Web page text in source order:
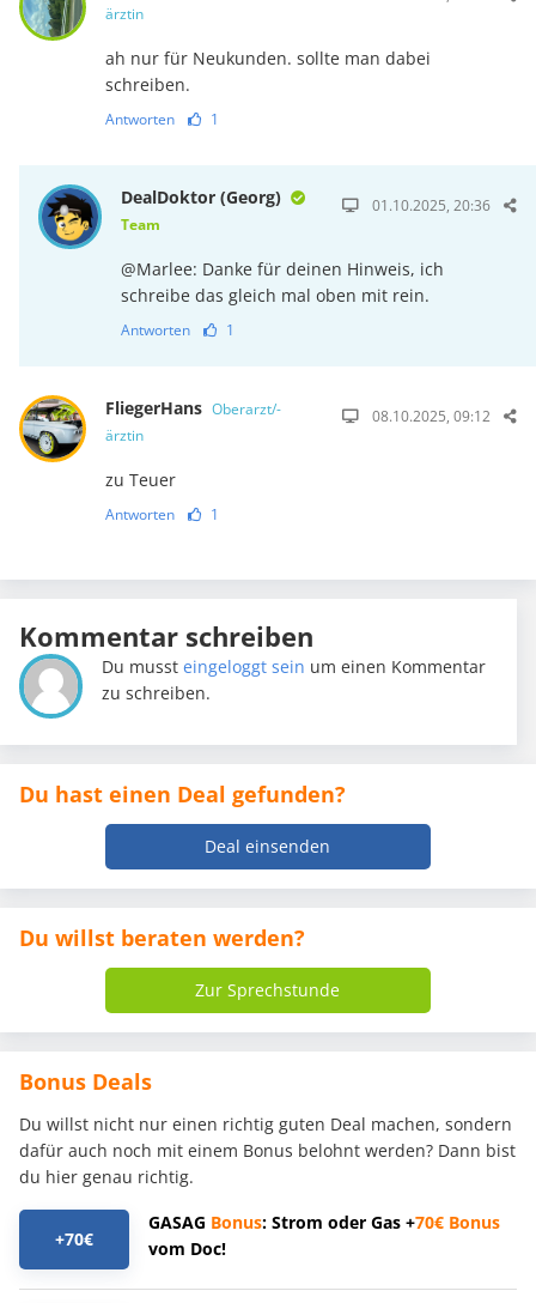
ärztin
ah nur für Neukunden. sollte man dabei
schreiben.
Antworten 1
DealDoktor (Georg)
Team
01.10.2025, 20:36
@Marlee: Danke für deinen Hinweis, ich
schreibe das gleich mal oben mit rein.
Antworten 1
FliegerHans Oberarzt/-
ärztin
08.10.2025, 09:12
zu Teuer
Antworten 1
Kommentar schreiben
Du mussteingeloggt sein um einen Kommentar
zu schreiben.
Du hast einen Deal gefunden?
Deal einsenden
Du willst beraten werden?
Zur Sprechstunde
Bonus Deals
Du willst nicht nur einen richtig guten Deal machen, sondern
dafür auch noch mit einem Bonus belohnt werden? Dann bist
du hier genau richtig.
+70€
GASAG Bonus: Strom oder Gas +70€ Bonus
vom Doc!